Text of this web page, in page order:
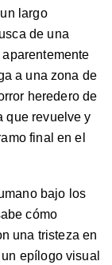
largo
de una
a una zona de
heredero de
que revuelve y
final en el
bajo los
cómo
una tristeza en
epílogo visual